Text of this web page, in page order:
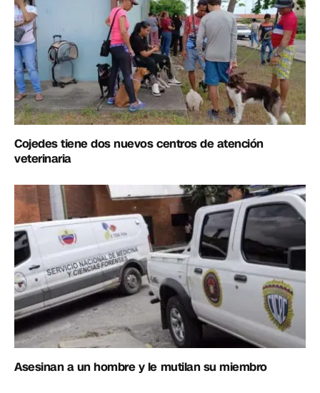
Cojedes tiene dos nuevos centros de atención
veterinaria
Asesinan a un hombre y le mutilan su miembro